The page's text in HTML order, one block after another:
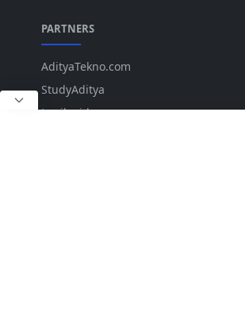
PARTNERS
AdityaTekno.com
StudyAditya
Lepiku.id